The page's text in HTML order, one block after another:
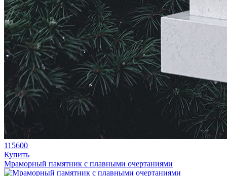
115600
Купить
Мраморный памятник с плавными очертаниями